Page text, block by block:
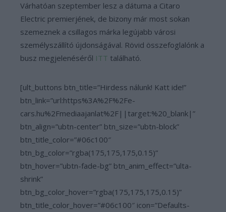
Várhatóan szeptember lesz a dátuma a Citaro
Electric premierjének, de bizony már most sokan
szemeznek a csillagos márka legújabb városi
személyszállító újdonságával. Rövid összefoglalónk a
busz megjelenéséről ITT található.
[ult_buttons btn_title=”Hirdess nálunk! Katt ide!”
btn_link=”url:https%3A%2F%2Fe-
cars.hu%2Fmediaajanlat%2F||target:%20_blank|”
btn_align=”ubtn-center” btn_size=”ubtn-block”
btn_title_color=”#06c100″
btn_bg_color=”rgba(175,175,175,0.15)”
btn_hover=”ubtn-fade-bg” btn_anim_effect=”ulta-
shrink”
btn_bg_color_hover=”rgba(175,175,175,0.15)”
btn_title_color_hover=”#06c100″ icon=”Defaults-